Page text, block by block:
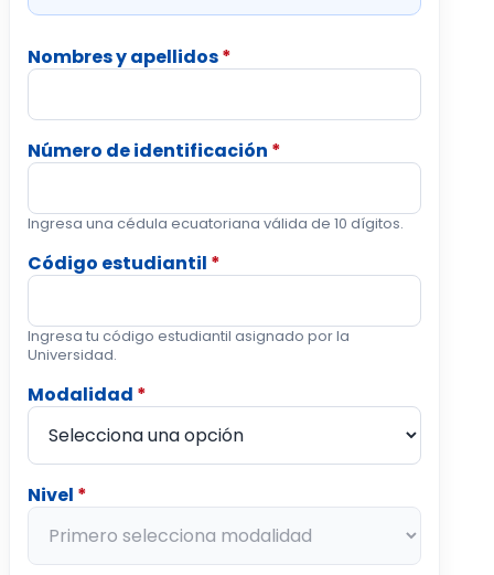
Nombres y apellidos*
Número de identificación *
Ingresa una cédula ecuatoriana válida de 10 dígitos.
Código estudiantil *
Ingresa tu código estudiantil asignado por la
Universidad.
Modalidad *
Nivel *